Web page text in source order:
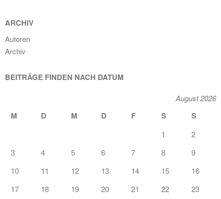
ARCHIV
Autoren
Archiv
BEITRÄGE FINDEN NACH DATUM
August 2026
M D M D F S S
1
2
3
4 5 6 7 8
9
10
11 12 13 14 15
16
17
18 19 20 21 22 23